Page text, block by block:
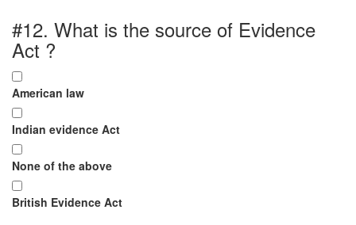
#12. What is the source of Evidence
Act ?
American law
Indian evidence Act
None of the above
British Evidence Act